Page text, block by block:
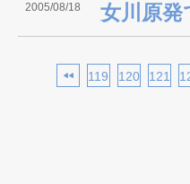
2005/08/18 女川原発
119 120 121